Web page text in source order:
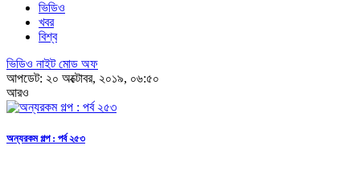
ভিডিও
খবর
বিশ্ব
ভিডিও নাইট মোড অফ
আপডেট: ২০ অক্টোবর, ২০১৯, ০৬:৫০
আরও
অন্যরকম গল্প : পর্ব ২৫৩